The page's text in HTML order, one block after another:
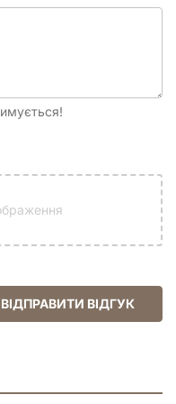
ВІДПРАВИТИ ВІДГУК